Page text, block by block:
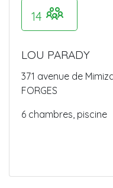
14
LOU PARADY
371 avenue de
FORGES
6 chambres, piscine